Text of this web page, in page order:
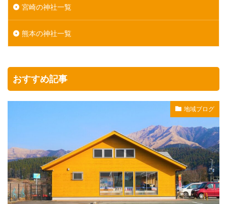
宮崎の神社一覧
熊本の神社一覧
おすすめ記事
地域ブログ